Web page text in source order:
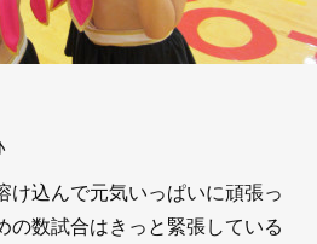
け込んで元気いっぱいに頑張っ
の数試合はきっと緊張している